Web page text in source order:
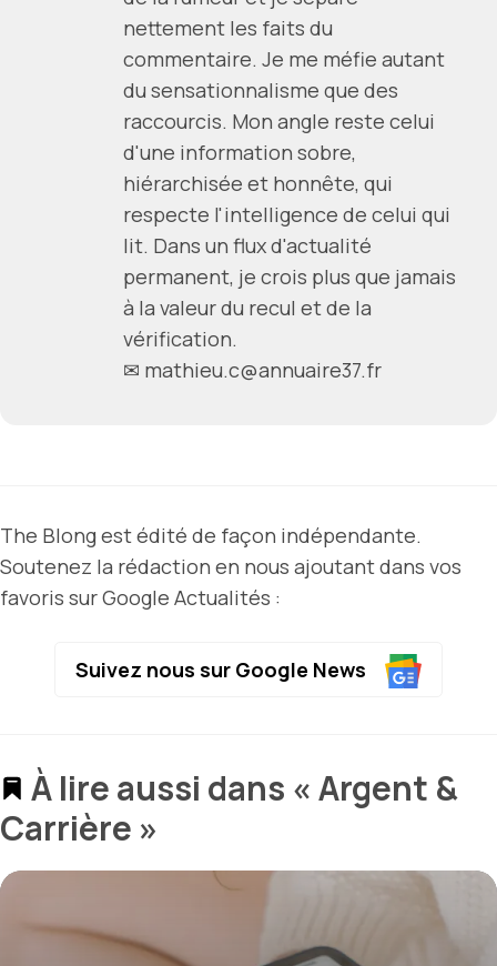
nettement les faits du
commentaire. Je me méfie autant
du sensationnalisme que des
raccourcis. Mon angle reste celui
d'une information sobre,
hiérarchisée et honnête, qui
respecte l'intelligence de celui qui
lit. Dans un flux d'actualité
permanent, je crois plus que jamais
à la valeur du recul et de la
vérification.
✉ mathieu.c@annuaire37.fr
The Blong est édité de façon indépendante.
Soutenez la rédaction en nous ajoutant dans vos
favoris sur Google Actualités :
Suivez nous sur Google News
À lire aussi dans « Argent &
Carrière »